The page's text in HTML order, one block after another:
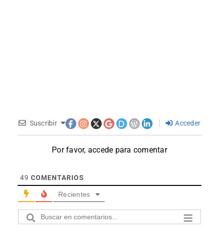
Suscribir Acceder
Por favor, accede para comentar
49 COMENTARIOS
Recientes